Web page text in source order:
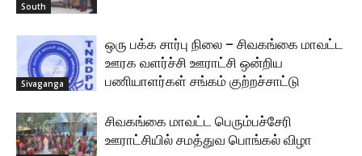
South
Sivaganga
ஒரு பக்க சார்பு நிலை – சிவகங்கை மாவட்ட
ஊரக வளர்ச்சி ஊராட்சி ஒன்றிய
பணியாளர்கள் சங்கம் குற்றச்சாட்டு
சிவகங்கை மாவட்ட பெரும்பச்சேரி
ஊராட்சியில் சமத்துவ பொங்கல் விழா